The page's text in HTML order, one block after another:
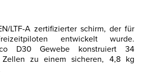
LTF-A zertifizierter schirm, der für
entwickelt wurde.
D30 Gewebe konstruiert 34
Zellen zu einem sicheren, 4,8 kg